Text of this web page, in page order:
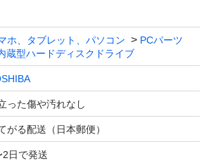
miniで発送します。
します。
ホ、タブレット、パソコン
PCパーツ
蔵型ハードディスクドライブ
った傷や汚れなし
がる配送（日本郵便）
2日で発送